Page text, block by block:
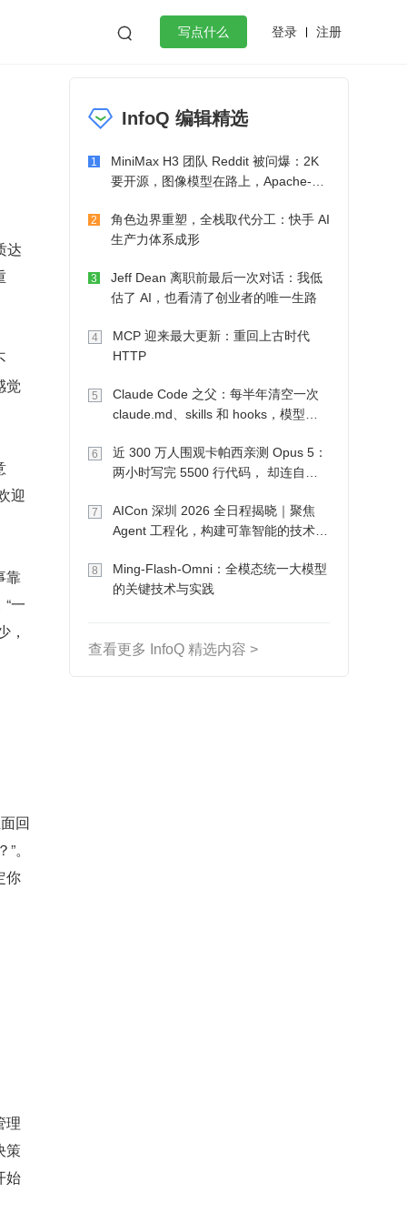
 写点什么 登录 注册
作
微服务架构 flutter
达
觉
迎
靠
一
，
回
。
你
理
策
始
InfoQ 编辑精选
1
MiniMax H3 团队 Reddit 被问爆：2K
要开源，图像模型在路上，Apache-2.0
2
角色边界重塑，全栈取代分工：快手 AI
生产力体系成形
3
Jeff Dean 离职前最后一次对话：我低
估了 AI，也看清了创业者的唯一生路
4
MCP 迎来最大更新：重回上古时代
HTTP
5
Claude Code 之父：每半年清空一次
claude.md、skills 和 hooks，模型自
6
近 300 万人围观卡帕西亲测 Opus 5：
两小时写完 5500 行代码， 却连自己
7
AICon 深圳 2026 全日程揭晓｜聚焦
Agent 工程化，构建可靠智能的技术路
8
Ming-Flash-Omni：全模态统一大模型
的关键技术与实践
查看更多 InfoQ 精选内容 >